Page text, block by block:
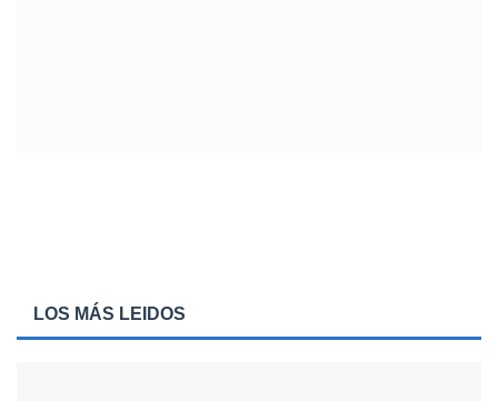
LOS MÁS LEIDOS